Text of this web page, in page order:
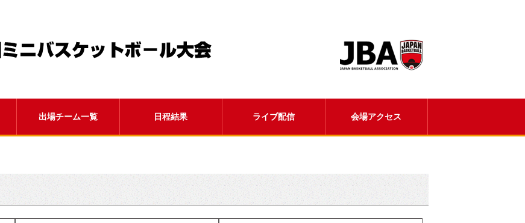
出場チーム一覧 日程結果 ライブ配信 会場アクセス